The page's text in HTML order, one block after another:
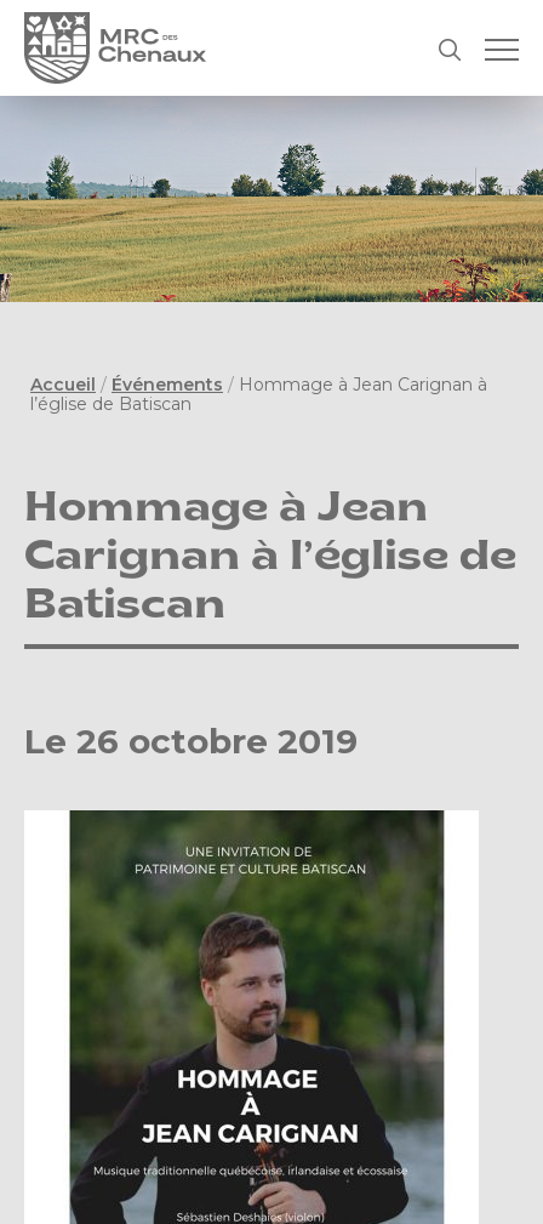
Accueil / Événements / Hommage à Jean Carignan à
l’église de Batiscan
Hommage à Jean
Carignan à l’église de
Batiscan
Le 26 octobre 2019